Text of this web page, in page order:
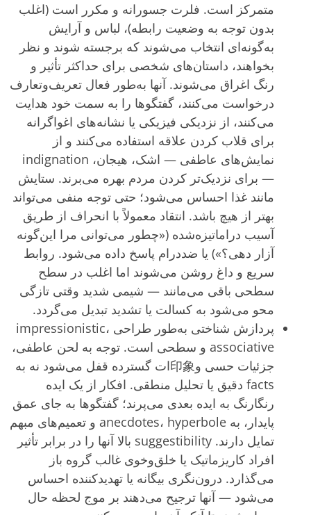
متمرکز است. فلرت جسورانه و مکرر است (اغلب
بدون توجه به وضعیت رابطه)، لباس و آرایش
به‌گونه‌ای انتخاب می‌شوند که برجسته شوند و نظر
بخواهند، داستان‌های شخصی برای حداکثر تأثیر و
رنگ اغراق می‌شوند. آنها به‌طور فعال تعریف‌وتعارف
درخواست می‌کنند، گفتگوها را به سمت خود هدایت
می‌کنند، از نزدیکی فیزیکی یا نشانه‌های اغواگرانه
برای قلاب کردن علاقه استفاده می‌کنند و از
نمایش‌های عاطفی — اشک، هیجان، indignation
— برای نزدیک‌تر کردن مردم بهره می‌برند. ستایش
مانند غذا احساس می‌شود؛ حتی توجه منفی می‌تواند
بهتر از هیچ باشد. انتقاد معمولاً با انحراف از طریق
آسیب دراماتیزه‌شده («چطور می‌توانی مرا این‌گونه
آزار دهی؟») یا ضددرام پاسخ داده می‌شود. روابط
سریع و داغ روشن می‌شوند اما اغلب در سطح
سطحی باقی می‌مانند — شیمی شدید وقتی تازگی
محو می‌شود به کسالت یا تشدید تبدیل می‌گردد.
پردازش شناختی به‌طور طراحی impressionistic،
associative و سطحی است. توجه به لحن عاطفی،
جزئیات حسی و印象ات گسترده قفل می‌شود نه به
facts دقیق یا تحلیل منطقی. افکار از یک ایده
رنگارنگ به ایده بعدی می‌پرند؛ گفتگوها به جای عمق
پایدار، به anecdotes، hyperbole و تعمیم‌های مبهم
تمایل دارند. suggestibility بالا آنها را در برابر تأثیر
افراد کاریزماتیک یا خلق‌وخوی غالب گروه باز
می‌گذارد. درون‌نگری بیگانه یا تهدیدکننده احساس
می‌شود — آنها ترجیح می‌دهند بر موج لحظه حال